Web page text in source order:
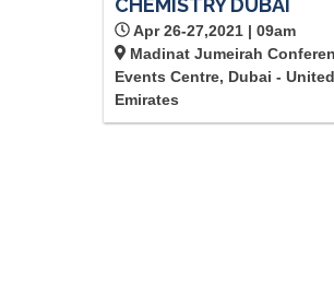
Apr 26-27,2021 | 09am
Madinat Jumeirah
Events Centre, Dubai -
Emirates